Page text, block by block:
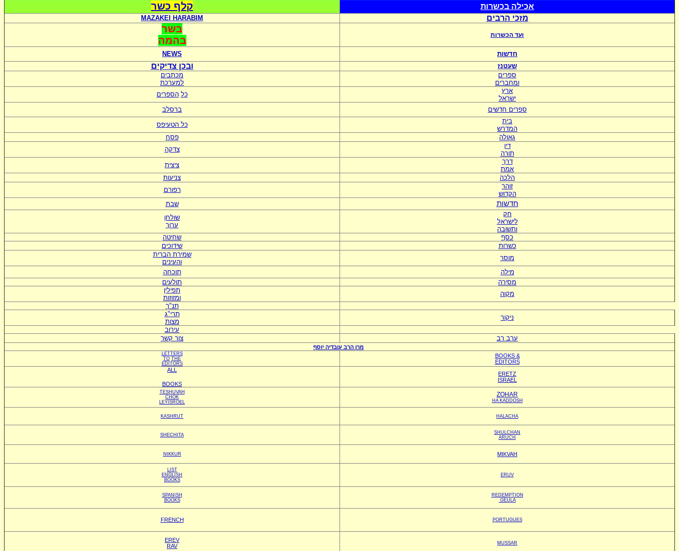
קלף כשר אכילה בכשרות
MAZAKEI HARABIM מזכי הרבים
בשר
בהמה
ועד הכשרות
NEWS חדשות
ובכן צדיקים
שעטנז
מכתבים
למערכת
ספרים
ומחברים
כל הספרים
ארץ
ישראל
ברסלב
ספרים חדשים
כל הטעיפס
בית
המדרש
פסח
גאולה
צדקה
דין
תורה
ציצית
דרך
אמת
צניעות
הלכה
רפורם
זוהר
הקדוש
שבת
חדשות
שולחן
ערוך
חק
לישראל
ותשובה
שחיטה
כסף
שידוכים
כשרות
שמירת הברית
והעינים
מוסר
תוכחה
מילה
תולעים
מסירה
תפילין
ומזוזות
מקוה
תנ"ך
תרי"ג
מצות
ניקור
עירוב
צור קשר
ערב רב
מרן הרב עובדיה יוסף
LETTERS
TO THE
EDITORS
BOOKS &
EDITORS
ALL
BOOKS
ERETZ
ISRAEL
TESHUVAH
CHOK
LEYISROEL
ZOHAR
HA KADDOSH
KASHRUT HALACHA
SHECHITA
SHULCHAN
ARUCH
NIKKUR MIKVAH
LIST
ENGLISH
BOOKS
ERUV
SPANISH
BOOKS
REDEMPTION
GEULA
FRENCH PORTUGUES
EREV
RAV
MUSSAR